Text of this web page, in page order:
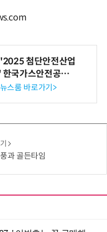
첨단안전산업
한국가스안전공사
상
스룸 바로가기>
과 골든타임